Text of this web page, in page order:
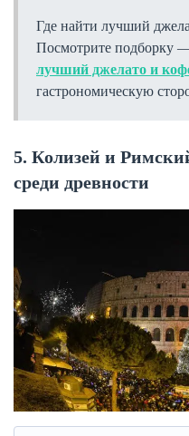
Где найти лучший
Посмотрите подборку
лучший джелато и
гастрономическую
5. Колизей и
среди древности